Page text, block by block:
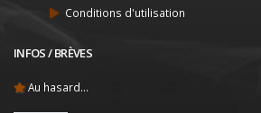
Conditions d'utilisation
INFOS / BRÈVES
Au hasard...